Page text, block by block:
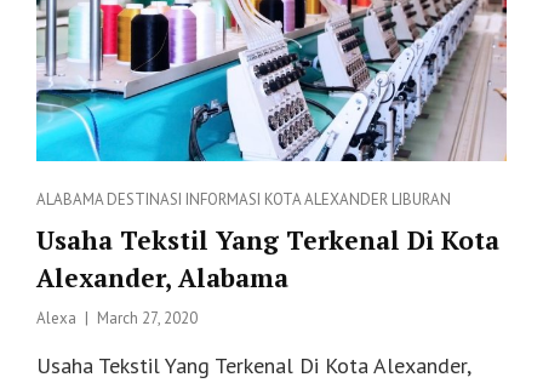
Categories
ALABAMADESTINASI INFORMASI KOTA ALEXANDER LIBURAN
Usaha Tekstil Yang Terkenal Di Kota
Alexander, Alabama
Alexa
Posted
March 27, 2020
Usaha Tekstil Yang Terkenal Di Kota Alexander,